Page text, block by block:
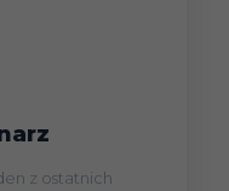
z ostatnich